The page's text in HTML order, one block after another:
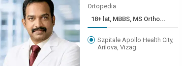
Ortopedia
18+ lat, MBBS, MS Ortho...
Szpitale Apollo Health City,
Arilova, Vizag